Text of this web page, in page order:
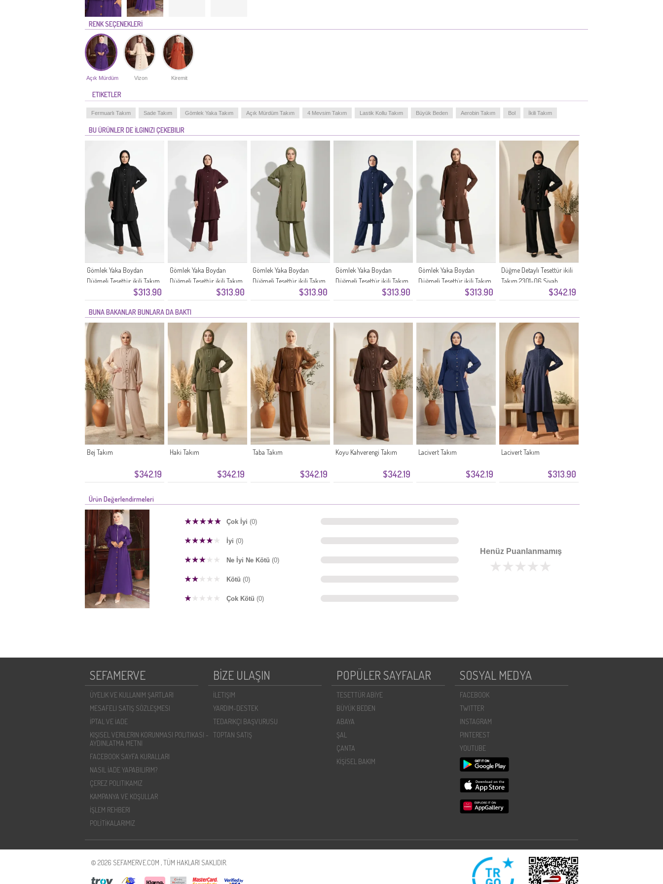
RENK SEÇENEKLERİ
Açık Mürdüm Vizon Kiremit
ETIKETLER
Fermuarlı Takım Sade Takım Gömlek Yaka Takım Açık Mürdüm Takım 4 Mevsim Takım Lastik Kollu Takım Büyük Beden Aerobin Takım Bol İkili Takım
BU ÜRÜNLER DE İLGINIZI ÇEKEBILIR
$313.90
Gömlek Yaka Boydan
Düğmeli Tesettür ikili Takım
$313.90
Gömlek Yaka Boydan
Düğmeli Tesettür ikili Takım
2303-04 Mürdüm
$313.90
Gömlek Yaka Boydan
Düğmeli Tesettür ikili Takım
$313.90
Gömlek Yaka Boydan
Düğmeli Tesettür ikili Takım
$313.90
Gömlek Yaka Boydan
Düğmeli Tesettür ikili Takım
2303-01 Kahverengi
$342.19
Düğme Detaylı Tesettür ikili
Takım 2301-06 Siyah
BUNA BAKANLAR BUNLARA DA BAKTI
$342.19
Bej Takım
$342.19
Haki Takım
$342.19
Taba Takım
$342.19
Koyu Kahverengi Takım
$342.19
Lacivert Takım
$313.90
Lacivert Takım
Ürün Değerlendirmeleri
Çok İyi (0)
İyi (0)
Ne İyi Ne Kötü (0)
Kötü (0)
Çok Kötü (0)
Henüz Puanlanmamış
SEFAMERVE
ÜYELIK VE KULLANIM ŞARTLARI
MESAFELI SATIŞ SÖZLEŞMESI
İPTAL VE İADE
KIŞISEL VERILERIN KORUNMASI POLITIKASI -
AYDINLATMA METNI
FACEBOOK SAYFA KURALLARI
NASIL İADE YAPABILIRIM?
ÇEREZ POLITIKAMIZ
KAMPANYA VE KOŞULLAR
İŞLEM REHBERI
POLİTİKALARIMIZ
BİZE ULAŞIN
İLETIŞIM
YARDIM-DESTEK
TEDARIKÇI BAŞVURUSU
TOPTAN SATIŞ
POPÜLER SAYFALAR
TESETTÜR ABİYE
BÜYÜK BEDEN
ABAYA
ŞAL
ÇANTA
KİŞİSEL BAKIM
SOSYAL MEDYA
FACEBOOK
TWITTER
INSTAGRAM
PINTEREST
YOUTUBE
© 2026 SEFAMERVE.COM , TÜM HAKLARI SAKLIDIR.